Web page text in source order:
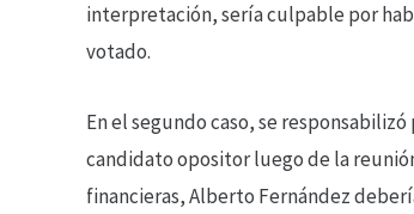
interpretación, sería culpable por
votado.
En el segundo caso, se
candidato opositor luego de la
financieras, Alberto Fernández